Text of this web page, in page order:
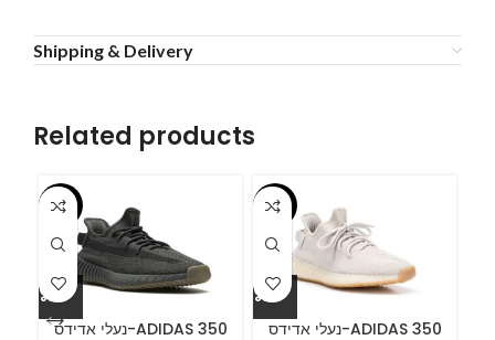
Shipping & Delivery
Related products
-55%
נעלי אדידס-ADIDAS 350
-55%
נעלי אדידס-ADIDAS 350